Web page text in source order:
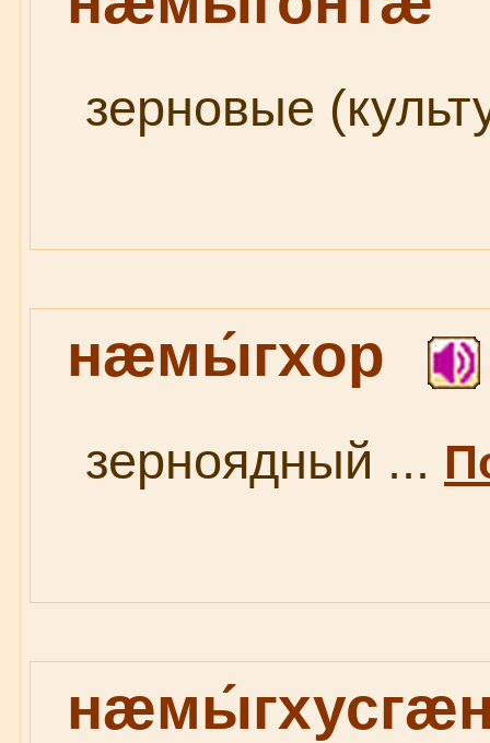
зерновые
нæмы́гхор
зерноядный ...